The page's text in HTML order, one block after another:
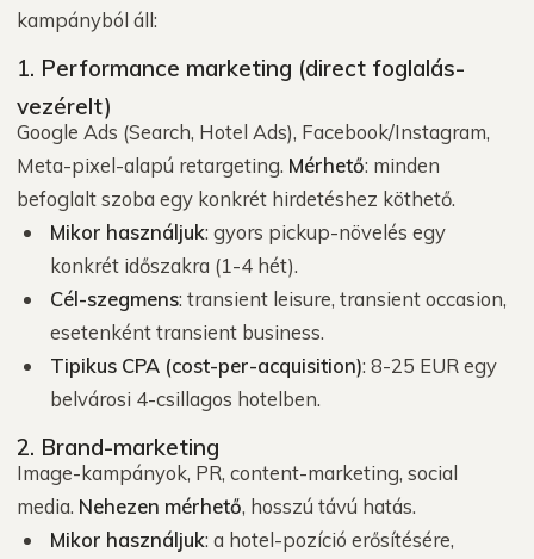
kampányból áll:
1. Performance marketing (direct foglalás-
vezérelt)
Google Ads (Search, Hotel Ads), Facebook/Instagram,
Meta-pixel-alapú retargeting. Mérhető: minden
befoglalt szoba egy konkrét hirdetéshez köthető.
Mikor használjuk: gyors pickup-növelés egy
konkrét időszakra (1-4 hét).
Cél-szegmens: transient leisure, transient occasion,
esetenként transient business.
Tipikus CPA (cost-per-acquisition): 8-25 EUR egy
belvárosi 4-csillagos hotelben.
2. Brand-marketing
Image-kampányok, PR, content-marketing, social
media. Nehezen mérhető, hosszú távú hatás.
Mikor használjuk: a hotel-pozíció erősítésére,